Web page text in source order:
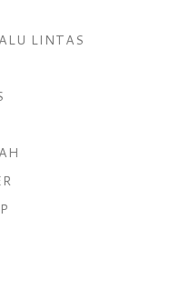
LINTAS